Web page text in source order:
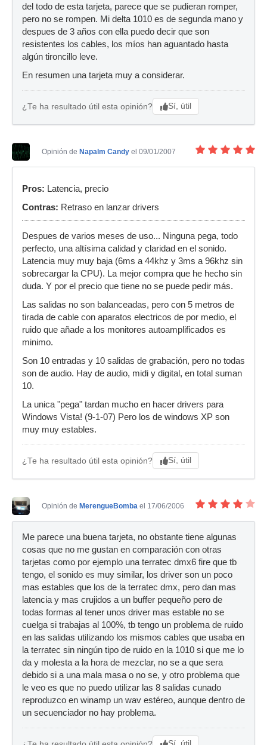
del todo de esta tarjeta, parece que se pudieran romper,
pero no se rompen. Mi delta 1010 es de segunda mano y
despues de 3 años con ella puedo decir que son
resistentes los cables, los míos han aguantado hasta
algún tironcillo leve.
En resumen una tarjeta muy a considerar.
¿Te ha resultado útil esta opinión? Sí, útil
Opinión de Napalm Candy el 09/01/2007
Pros: Latencia, precio
Contras: Retraso en lanzar drivers
Despues de varios meses de uso... Ninguna pega, todo
perfecto, una altísima calidad y claridad en el sonido.
Latencia muy muy baja (6ms a 44khz y 3ms a 96khz sin
sobrecargar la CPU). La mejor compra que he hecho sin
duda. Y por el precio que tiene no se puede pedir más.
Las salidas no son balanceadas, pero con 5 metros de
tirada de cable con aparatos electricos de por medio, el
ruido que añade a los monitores autoamplificados es
minimo.
Son 10 entradas y 10 salidas de grabación, pero no todas
son de audio. Hay de audio, midi y digital, en total suman
10.
La unica "pega" tardan mucho en hacer drivers para
Windows Vista! (9-1-07) Pero los de windows XP son
muy muy estables.
¿Te ha resultado útil esta opinión? Sí, útil
Opinión de MerengueBomba el 17/06/2006
Me parece una buena tarjeta, no obstante tiene algunas
cosas que no me gustan en comparación con otras
tarjetas como por ejemplo una terratec dmx6 fire que tb
tengo, el sonido es muy similar, los driver son un poco
mas estables que los de la terratec dmx, pero dan mas
latencia y mas crujidos a un buffer pequeño pero de
todas formas al tener unos driver mas estable no se
cuelga si trabajas al 100%, tb tengo un problema de ruido
en las salidas utilizando los mismos cables que usaba en
la terratec sin ningún tipo de ruido en la 1010 si que me lo
da y molesta a la hora de mezclar, no se a que sera
debido si a una mala masa o no se, y otro problema que
le veo es que no puedo utilizar las 8 salidas cunado
reproduzco en winamp un wav estéreo, aunque dentro de
un secuenciador no hay problema.